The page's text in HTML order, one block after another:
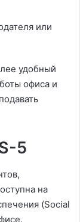
или
удобный
офиса и
5
на
(Social